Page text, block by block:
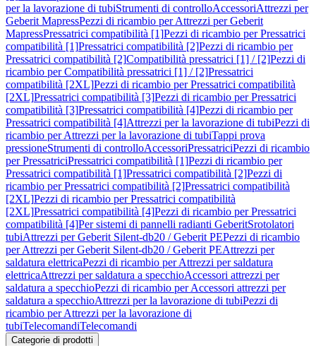
per la lavorazione di tubiStrumenti di controlloAccessoriAttrezzi per
Geberit MapressPezzi di ricambio per Attrezzi per Geberit
MapressPressatrici compatibilità [1]Pezzi di ricambio per Pressatrici
compatibilità [1]Pressatrici compatibilità [2]Pezzi di ricambio per
Pressatrici compatibilità [2]Compatibilità pressatrici [1] / [2]Pezzi di
ricambio per Compatibilità pressatrici [1] / [2]Pressatrici
compatibilità [2XL]Pezzi di ricambio per Pressatrici compatibilità
[2XL]Pressatrici compatibilità [3]Pezzi di ricambio per Pressatrici
compatibilità [3]Pressatrici compatibilità [4]Pezzi di ricambio per
Pressatrici compatibilità [4]Attrezzi per la lavorazione di tubiPezzi di
ricambio per Attrezzi per la lavorazione di tubiTappi prova
pressioneStrumenti di controlloAccessoriPressatriciPezzi di ricambio
per PressatriciPressatrici compatibilità [1]Pezzi di ricambio per
Pressatrici compatibilità [1]Pressatrici compatibilità [2]Pezzi di
ricambio per Pressatrici compatibilità [2]Pressatrici compatibilità
[2XL]Pezzi di ricambio per Pressatrici compatibilità
[2XL]Pressatrici compatibilità [4]Pezzi di ricambio per Pressatrici
compatibilità [4]Per sistemi di pannelli radianti GeberitSrotolatori
tubiAttrezzi per Geberit Silent-db20 / Geberit PEPezzi di ricambio
per Attrezzi per Geberit Silent-db20 / Geberit PEAttrezzi per
saldatura elettricaPezzi di ricambio per Attrezzi per saldatura
elettricaAttrezzi per saldatura a specchioAccessori attrezzi per
saldatura a specchioPezzi di ricambio per Accessori attrezzi per
saldatura a specchioAttrezzi per la lavorazione di tubiPezzi di
ricambio per Attrezzi per la lavorazione di
tubiTelecomandiTelecomandi
Categorie di prodotti